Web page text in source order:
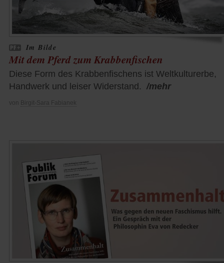
Im Bilde
Mit dem Pferd zum Krabbenfischen
Diese Form des Krabbenfischens ist Weltkulturerbe,
Handwerk und leiser Widerstand. /mehr
von Birgit-Sara Fabianek